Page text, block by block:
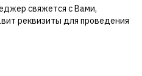
свяжется с Вами,
реквизиты для проведения